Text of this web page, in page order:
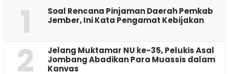
1
‎Soal Rencana Pinjaman Daerah Pemkab
Jember, Ini Kata Pengamat Kebijakan ‎
2
Jelang Muktamar NU ke-35, Pelukis Asal
Jombang Abadikan Para Muassis dalam
Kanvas